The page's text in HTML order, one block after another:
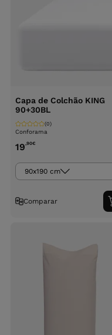
Capa de Colchão KING
90+30BL
Conforama
(0)
19,90€
90x190 cm
Comparar